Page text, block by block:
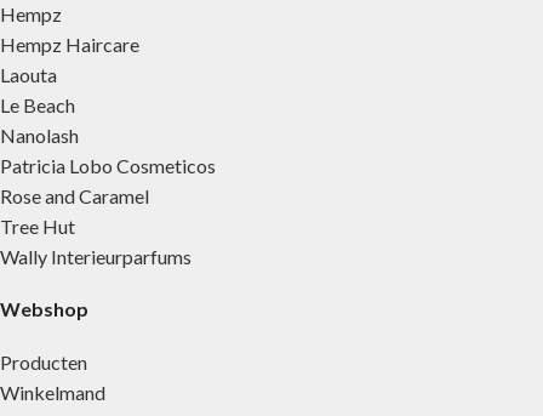
Hempz
Hempz Haircare
Laouta
Le Beach
Nanolash
Patricia Lobo Cosmeticos
Rose and Caramel
Tree Hut
Wally Interieurparfums
Webshop
Producten
Winkelmand